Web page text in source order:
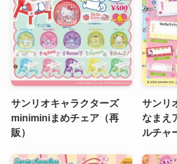
サンリオキャラクターズ
miniminiまめチェア（再
販）
サンリ
なまえ
ルチャ